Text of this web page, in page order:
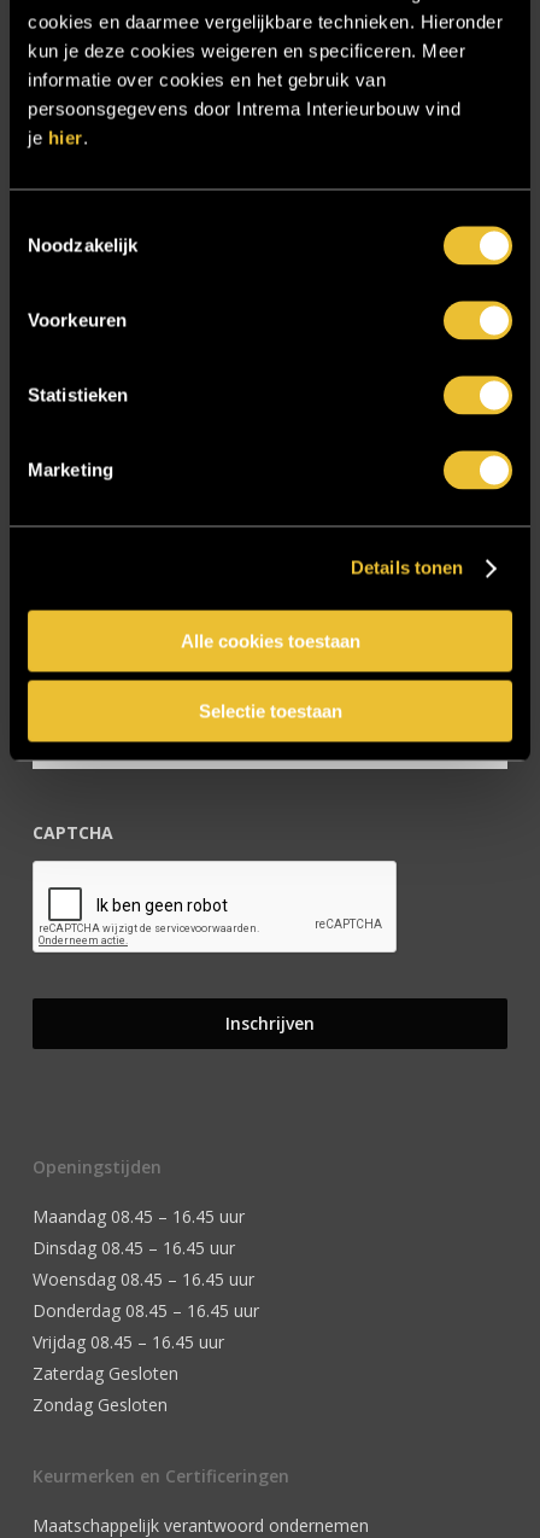
cookies en daarmee vergelijkbare technieken. Hieronder
kun je deze cookies weigeren en specificeren. Meer
informatie over cookies en het gebruik van
persoonsgegevens door Intrema Interieurbouw vind
je hier.
Noodzakelijk
Voorkeuren
Statistieken
Marketing
Details tonen
Alle cookies toestaan
Selectie toestaan
Particulier project: Woonvilla met exclusief maatwerk
Projecten
Referenties
Samenwerken
Sensire
Trebbe MiddenWest
Twentsch Hooratelier
Vacatures
E-mailadres *
CAPTCHA
Openingstijden
Maandag 08.45 – 16.45 uur
Dinsdag 08.45 – 16.45 uur
Woensdag 08.45 – 16.45 uur
Donderdag 08.45 – 16.45 uur
Vrijdag 08.45 – 16.45 uur
Zaterdag Gesloten
Zondag Gesloten
Keurmerken en Certificeringen
Maatschappelijk verantwoord ondernemen